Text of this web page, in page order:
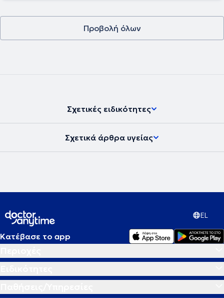
Γερμανικής Αρθροσκοπικής Εταιρείας (AGA). Επιπροσθέτως, είναι
μέλος των επιτροπών της Παγκόσμιας Ορθοπαιδικής και
όπως και οι οστεοτομίες του γόνατος για αποφυγή
Προβολή όλων
Σχετικές ειδικότητες
Σχετικά άρθρα υγείας
EL
Κατέβασε το app